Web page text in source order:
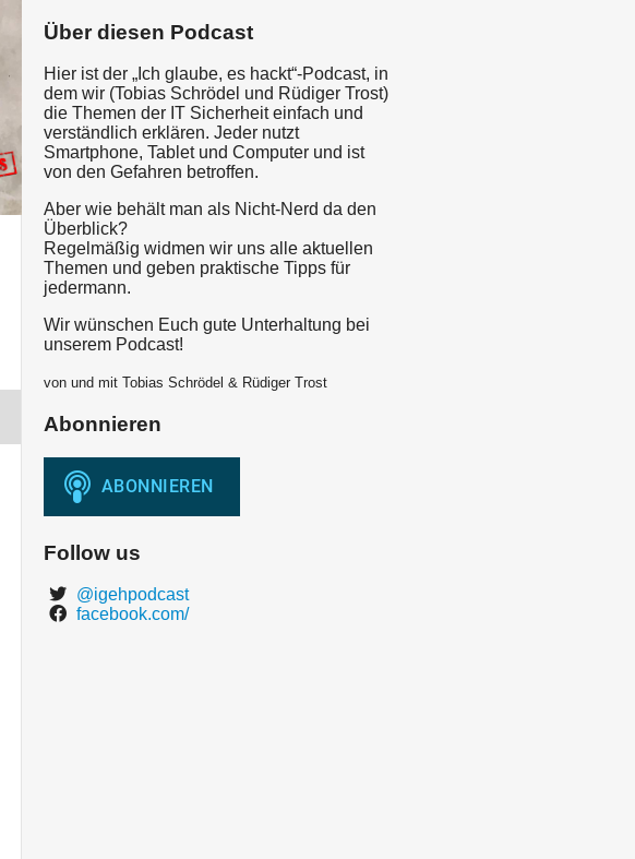
Über diesen Podcast
Hier ist der „Ich glaube, es hackt“-Podcast, in
dem wir (Tobias Schrödel und Rüdiger Trost)
die Themen der IT Sicherheit einfach und
verständlich erklären. Jeder nutzt
Smartphone, Tablet und Computer und ist
von den Gefahren betroffen.
Aber wie behält man als Nicht-Nerd da den
Überblick?
Regelmäßig widmen wir uns alle aktuellen
Themen und geben praktische Tipps für
jedermann.
Wir wünschen Euch gute Unterhaltung bei
unserem Podcast!
von und mit Tobias Schrödel & Rüdiger Trost
Abonnieren
Follow us
@igehpodcast
facebook.com/